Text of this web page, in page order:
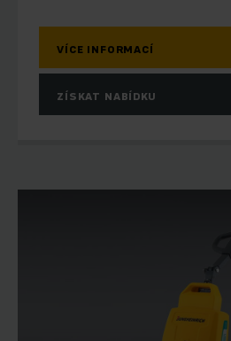
VÍCE INFORMACÍ
ZÍSKAT NABÍDKU